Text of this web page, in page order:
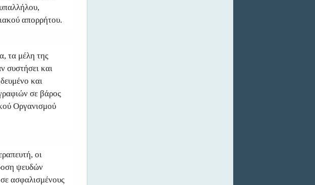
απορρήτου.
τα μέλη της
συστήσει και
και
σε βάρος
Οργανισμού
οι
ψευδών
ασφαλισμένους